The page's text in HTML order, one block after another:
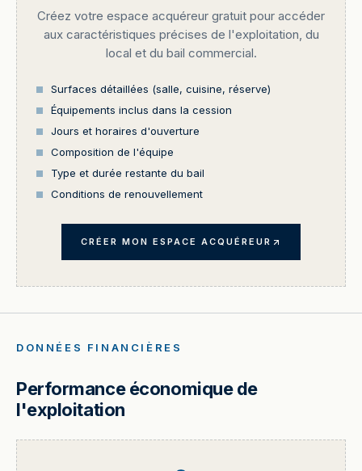
Créez votre espace acquéreur gratuit pour accéder
aux caractéristiques précises de l'exploitation, du
local et du bail commercial.
Surfaces détaillées (salle, cuisine, réserve)
Équipements inclus dans la cession
Jours et horaires d'ouverture
Composition de l'équipe
Type et durée restante du bail
Conditions de renouvellement
CRÉER MON ESPACE ACQUÉREUR
DONNÉES FINANCIÈRES
Performance économique de
l'exploitation